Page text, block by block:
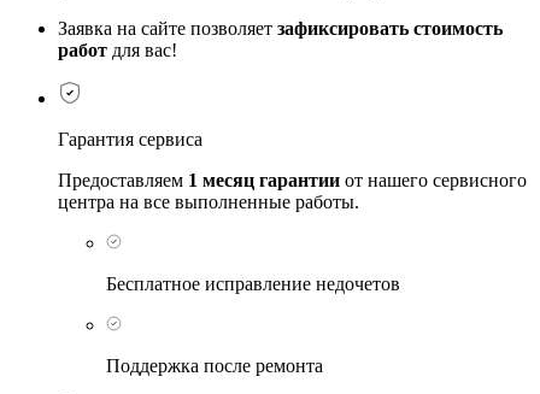
Заявка на сайте позволяет зафиксировать стоимость
работ для вас!
Гарантия сервиса
Предоставляем 1 месяц гарантии от нашего сервисного
центра на все выполненные работы.
Бесплатное исправление недочетов
Поддержка после ремонта